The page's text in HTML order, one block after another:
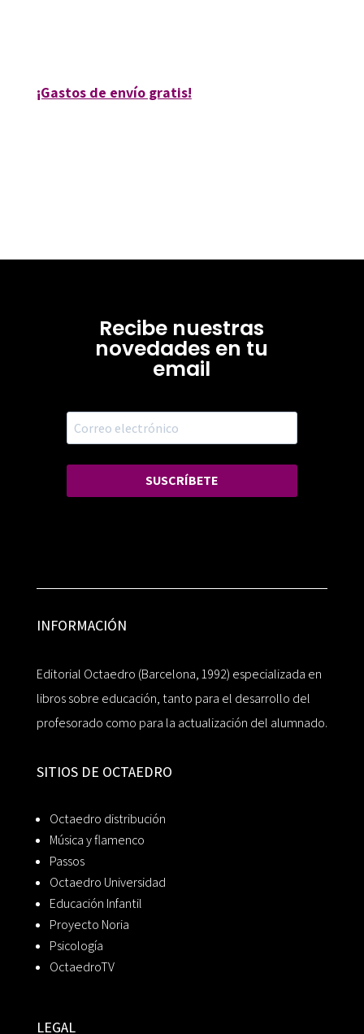
¡Gastos de envío gratis!
Recibe nuestras
novedades en tu
email
SUSCRÍBETE
INFORMACIÓN
Editorial Octaedro (Barcelona, 1992) especializada en
libros sobre educación, tanto para el desarrollo del
profesorado como para la actualización del alumnado.
SITIOS DE OCTAEDRO
Octaedro distribución
Música y flamenco
Passos
Octaedro Universidad
Educación Infantil
Proyecto Noria
Psicología
OctaedroTV
LEGAL